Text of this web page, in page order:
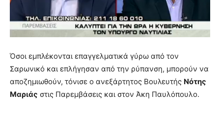
Όσοι εμπλέκονται επαγγελματικά γύρω από τον
Σαρωνικό και επλήγησαν από την ρύπανση, μπορούν να
αποζημιωθούν, τόνισε ο ανεξάρτητος Βουλευτής Νότης
Μαριάς στις Παρεμβάσεις και στον Άκη Παυλόπουλο.